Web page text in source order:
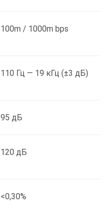
100m / 1000m bps
110 Гц — 19 кГц (±3 дБ)
95 дБ
120 дБ
<0,30%